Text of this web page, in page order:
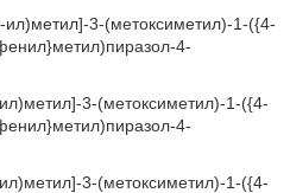
3-(метоксиметил)-1-({4-
4-
3-(метоксиметил)-1-({4-
4-
3-(метоксиметил)-1-({4-